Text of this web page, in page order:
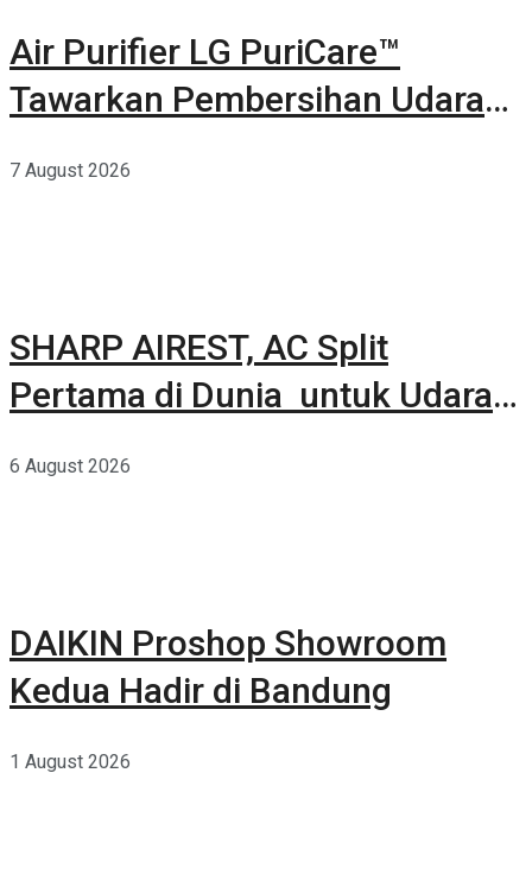
Air Purifier LG PuriCare™
Tawarkan Pembersihan Udara
7 August 2026
SHARP AIREST, AC Split
Pertama di Dunia untuk Udara
6 August 2026
DAIKIN Proshop Showroom
Kedua Hadir di Bandung
1 August 2026